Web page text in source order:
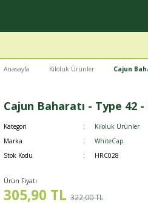
Anasayfa Kiloluk Ürünler Cajun
Cajun Baharatı - Type 42 -
Kategori
Kiloluk Ürünler
Marka
WhiteCap
Stok Kodu
HRC028
Ürün Fiyatı
305,90 TL 322,00 TL